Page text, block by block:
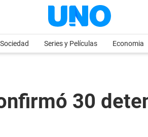
Sociedad Series y Películas Economia
30